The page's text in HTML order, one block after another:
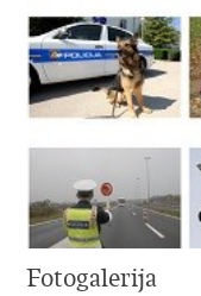
Fotogalerija